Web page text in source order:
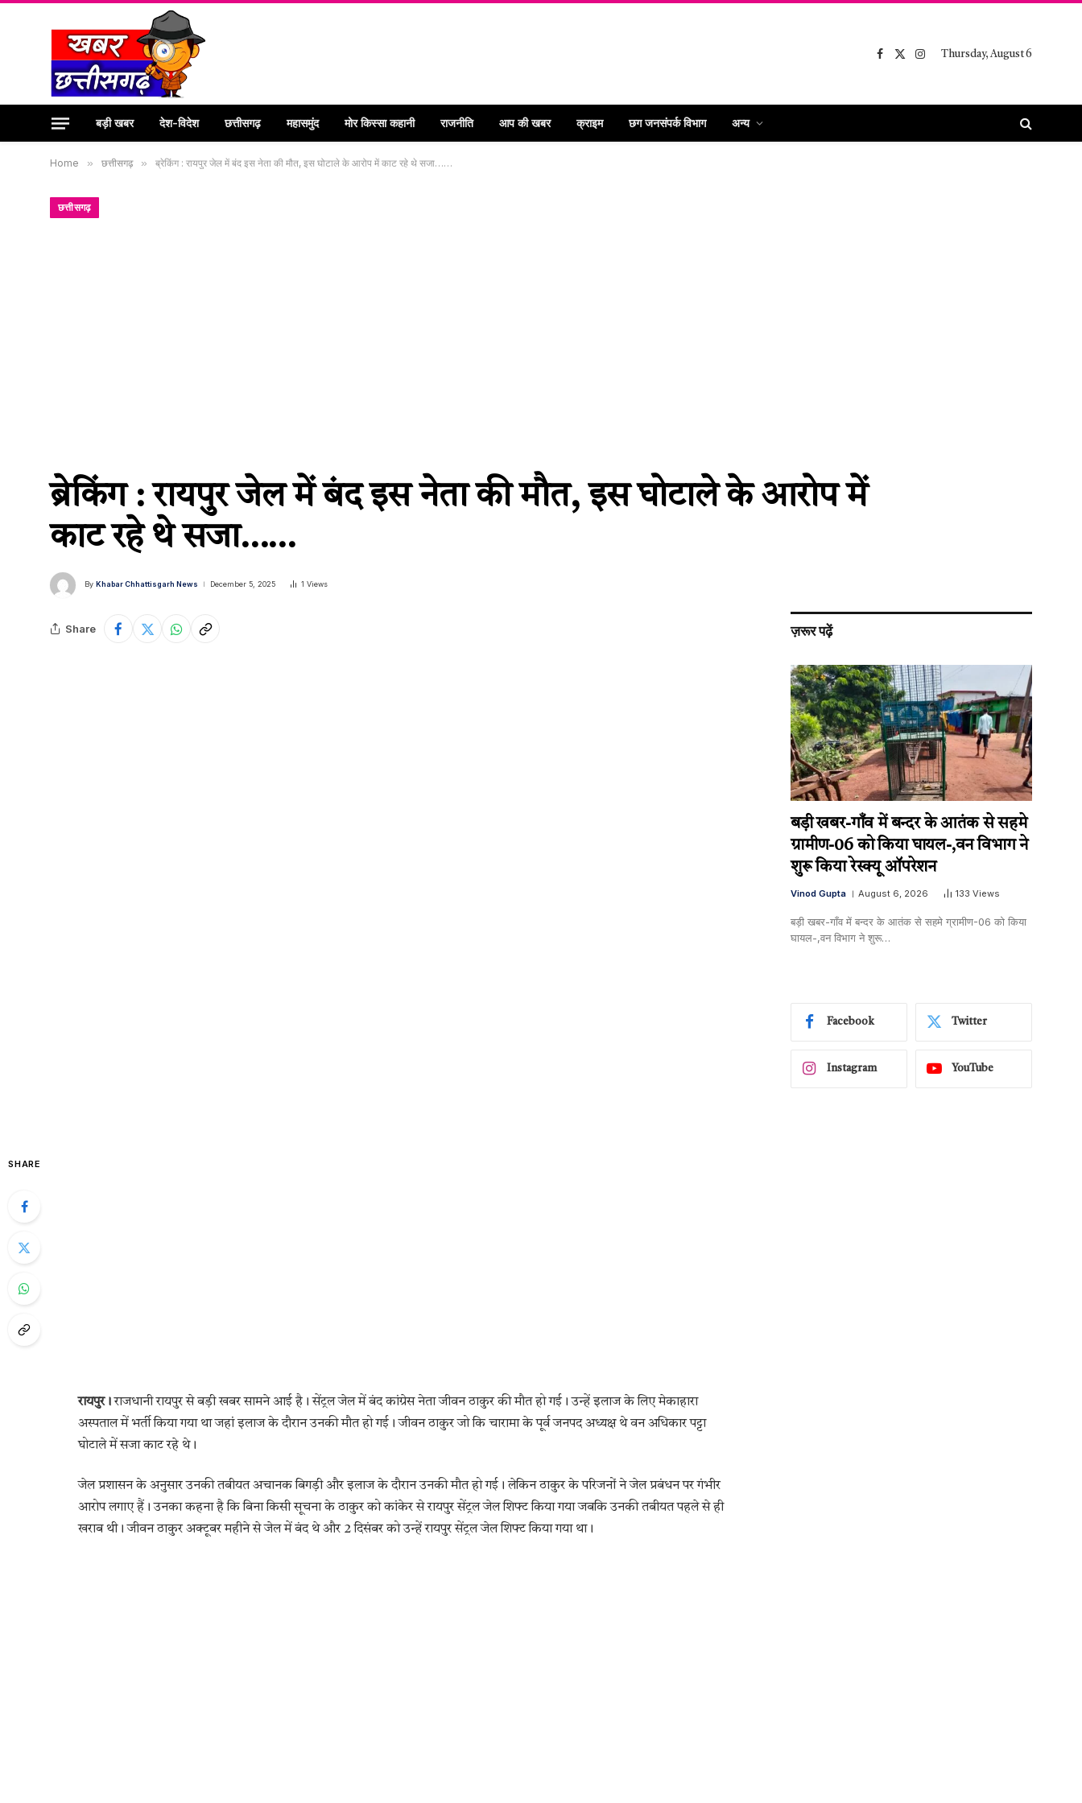
Facebook
X
Instagram
Thursday, August 6
बड़ी खबर देश-विदेश छत्तीसगढ़ महासमुंद मोर किस्सा कहानी राजनीति आप की खबर क्राइम छग जनसंपर्क विभाग अन्य
Home » छत्तीसगढ़ » ब्रेकिंग : रायपुर जेल में बंद इस नेता की मौत, इस घोटाले के आरोप में काट रहे थे सजा……
छत्तीसगढ़
ब्रेकिंग : रायपुर जेल में बंद इस नेता की मौत, इस घोटाले के आरोप में
काट रहे थे सजा……
By Khabar Chhattisgarh News December 5, 2025 1 Views
Share
SHARE
रायपुर।राजधानी रायपुर से बड़ी खबर सामने आई है। सेंट्रल जेल में बंद कांग्रेस नेता जीवन ठाकुर की मौत हो गई। उन्हें इलाज के लिए मेकाहारा
अस्पताल में भर्ती किया गया था जहां इलाज के दौरान उनकी मौत हो गई। जीवन ठाकुर जो कि चारामा के पूर्व जनपद अध्यक्ष थे वन अधिकार पट्टा
घोटाले में सजा काट रहे थे।
जेल प्रशासन के अनुसार उनकी तबीयत अचानक बिगड़ी और इलाज के दौरान उनकी मौत हो गई। लेकिन ठाकुर के परिजनों ने जेल प्रबंधन पर गंभीर
आरोप लगाए हैं। उनका कहना है कि बिना किसी सूचना के ठाकुर को कांकेर से रायपुर सेंट्रल जेल शिफ्ट किया गया जबकि उनकी तबीयत पहले से ही
खराब थी। जीवन ठाकुर अक्टूबर महीने से जेल में बंद थे और 2 दिसंबर को उन्हें रायपुर सेंट्रल जेल शिफ्ट किया गया था।
ज़रूर पढ़ें
बड़ी खबर-गाँव में बन्दर के आतंक से सहमे
ग्रामीण-06 को किया घायल-,वन विभाग ने
शुरू किया रेस्क्यू ऑपरेशन
Vinod Gupta August 6, 2026 133 Views
बड़ी खबर-गाँव में बन्दर के आतंक से सहमे ग्रामीण-06 को किया
घायल-,वन विभाग ने शुरू…
Facebook Twitter
Instagram YouTube